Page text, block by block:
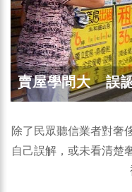
賣屋學問大 誤
除了民眾聽信業者對奢
自己誤解，或未看清楚